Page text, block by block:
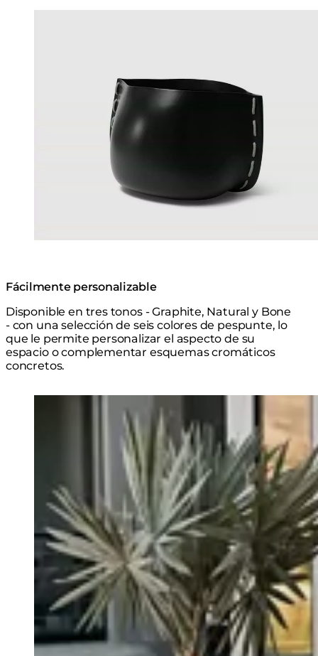
Fácilmente personalizable
Disponible en tres tonos - Graphite, Natural y Bone
- con una selección de seis colores de pespunte, lo
que le permite personalizar el aspecto de su
espacio o complementar esquemas cromáticos
concretos.